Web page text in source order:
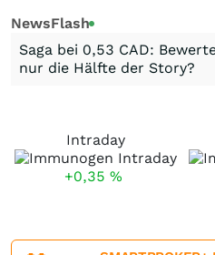
NewsFlash
Saga bei 0,53 CAD:
nur die Hälfte der Story?
Intraday
+0,35 %